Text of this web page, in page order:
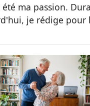
ma passion.
je rédige pour